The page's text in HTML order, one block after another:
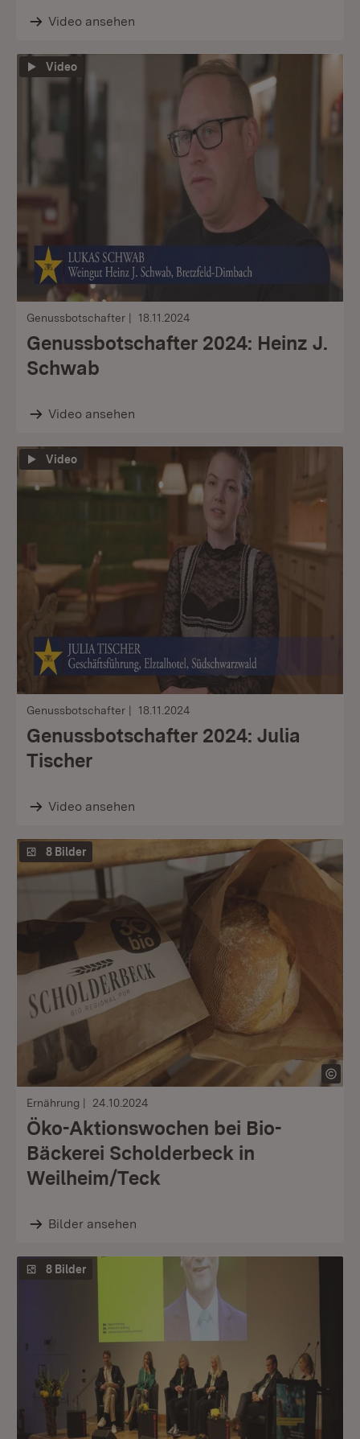
Video ansehen
Video
Genussbotschafter 18.11.2024
Genussbotschafter 2024: Heinz J.
Schwab
Video ansehen
Video
Genussbotschafter 18.11.2024
Genussbotschafter 2024: Julia
Tischer
Video ansehen
8 Bilder
Ernährung 24.10.2024
Öko-Aktionswochen bei Bio-
Bäckerei Scholderbeck in
Weilheim/Teck
Bilder ansehen
8 Bilder